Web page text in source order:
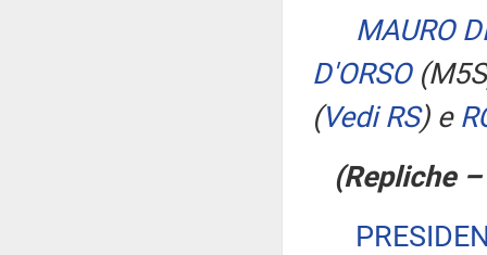
MAURO
D'ORSO
(Vedi RS)e
(Repliche